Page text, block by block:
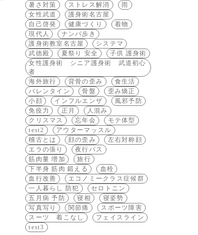
暑さ対策 ストレス解消
雨
女性武道
護身術名古屋
自己啓発
健康づくり
着物
現代人
ナンバ歩き
護身術教室名古屋
システマ
武徳殿
夏祭り 安全
子供 護身術
女性護身術 シニア護身術 武道初心
者
海外旅行
背骨の歪み
食生活
バレンタイン
骨盤
歪み矯正
小顔
インフルエンザ
風邪予防
免疫力
正月
人混み
クリスマス
忘年会
モテ体型
test2
アウターマッスル
稽古とは
顔の歪み
左右対称顔
エラの張り
夜行バス
筋肉量 増加
旅行
下半身 筋肉 鍛える
血栓
血行改善
エコノミークラス症候群
一人暮らし 防犯
セロトニン
五月病 予防
寝相
寝姿勢
写真写り
関節痛
スポーツ障害
スーツ 着こなし
フェイスライン
test3